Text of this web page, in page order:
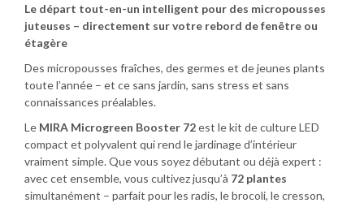
Le départ tout-en-un intelligent pour des micropousses
juteuses – directement sur votre rebord de fenêtre ou
étagère
Des micropousses fraîches, des germes et de jeunes plants
toute l’année – et ce sans jardin, sans stress et sans
connaissances préalables.
Le MIRA Microgreen Booster 72est le kit de culture LED
compact et polyvalent qui rend le jardinage d’intérieur
vraiment simple. Que vous soyez débutant ou déjà expert :
avec cet ensemble, vous cultivez jusqu’à 72 plantes
simultanément – parfait pour les radis, le brocoli, le cresson,